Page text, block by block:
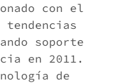
con el
soporte
en 2011.
de